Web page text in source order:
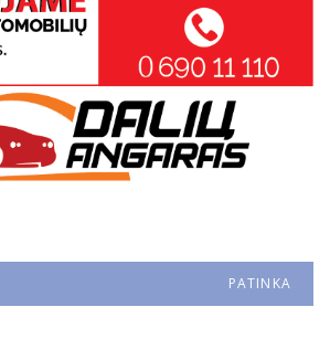
PATINKA